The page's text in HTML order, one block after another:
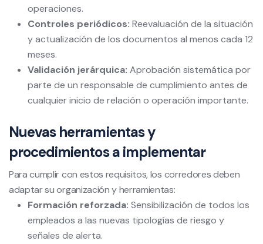
operaciones.
Controles periódicos: Reevaluación de la situación
y actualización de los documentos al menos cada 12
meses.
Validación jerárquica: Aprobación sistemática por
parte de un responsable de cumplimiento antes de
cualquier inicio de relación o operación importante.
Nuevas herramientas y
procedimientos a implementar
Para cumplir con estos requisitos, los corredores deben
adaptar su organización y herramientas:
Formación reforzada: Sensibilización de todos los
empleados a las nuevas tipologías de riesgo y
señales de alerta.